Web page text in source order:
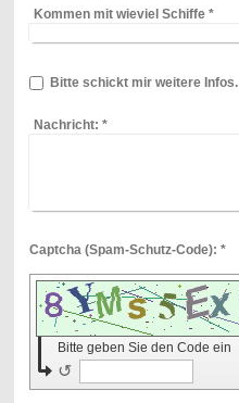
Kommen mit wieviel Schiffe*
Bitte schickt mir weitere Infos.
Nachricht: *
Captcha (Spam-Schutz-Code): *
Bitte geben Sie den Code ein
↺